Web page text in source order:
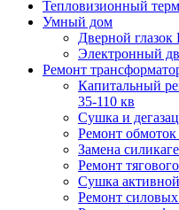
Тепловизионный
Умный дом
Дверной
Электронный
Ремонт
Капитальный
35-110 кв
Сушка и
Ремонт
Замена
Ремонт
Сушка
Ремонт